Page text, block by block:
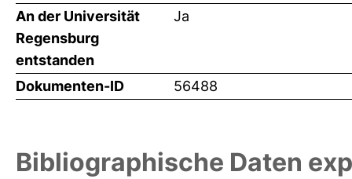
An der Universität
Regensburg
entstanden
Ja
Dokumenten-ID 56488
Bibliographische Daten